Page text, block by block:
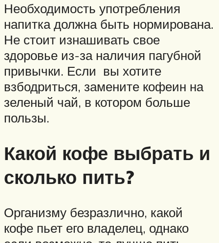
Необходимость употребления
напитка должна быть нормирована.
Не стоит изнашивать свое
здоровье из-за наличия пагубной
привычки. Если вы хотите
взбодриться, замените кофеин на
зеленый чай, в котором больше
пользы.
Какой кофе выбрать и
сколько пить?
Организму безразлично, какой
кофе пьет его владелец, однако